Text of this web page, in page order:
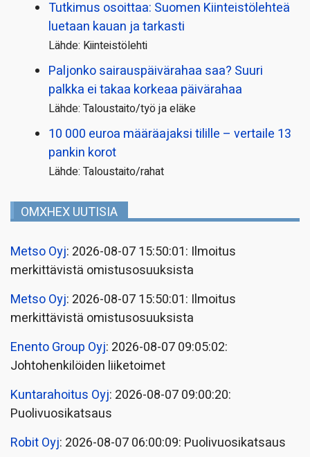
Tutkimus osoittaa: Suomen Kiinteistölehteä
luetaan kauan ja tarkasti
Lähde: Kiinteistölehti
Paljonko sairauspäivä­rahaa saa? Suuri
palkka ei takaa korkeaa päivärahaa
Lähde: Taloustaito/työ ja eläke
10 000 euroa määräajaksi tilille – vertaile 13
pankin korot
Lähde: Taloustaito/rahat
OMXHEX UUTISIA
Metso Oyj: 2026-08-07 15:50:01: Ilmoitus
merkittävistä omistusosuuksista
Metso Oyj: 2026-08-07 15:50:01: Ilmoitus
merkittävistä omistusosuuksista
Enento Group Oyj: 2026-08-07 09:05:02:
Johtohenkilöiden liiketoimet
Kuntarahoitus Oyj: 2026-08-07 09:00:20:
Puolivuosikatsaus
Robit Oyj: 2026-08-07 06:00:09: Puolivuosikatsaus